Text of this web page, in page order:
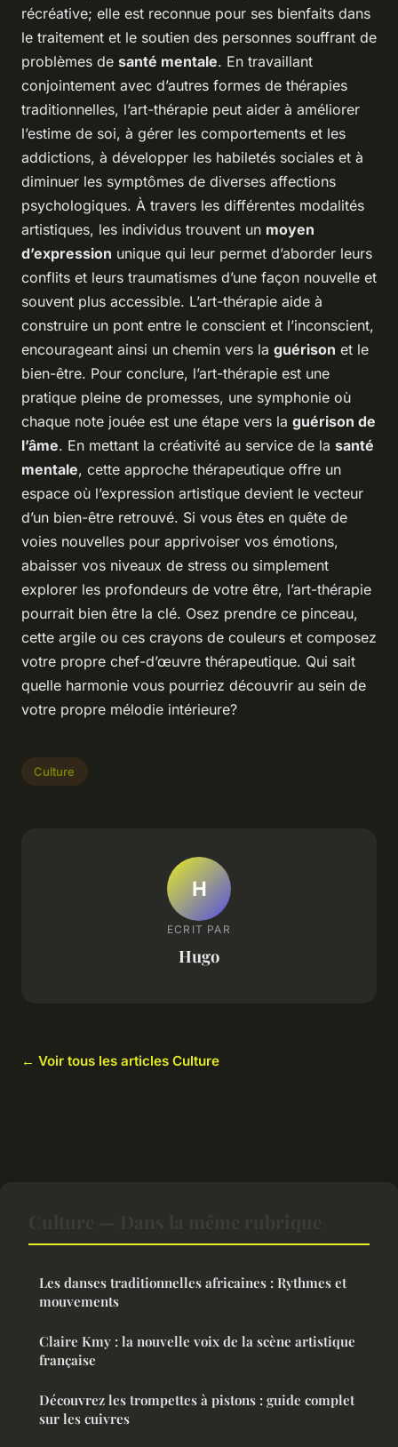
récréative; elle est reconnue pour ses bienfaits dans
le traitement et le soutien des personnes souffrant de
problèmes de santé mentale. En travaillant
conjointement avec d’autres formes de thérapies
traditionnelles, l’art-thérapie peut aider à améliorer
l’estime de soi, à gérer les comportements et les
addictions, à développer les habiletés sociales et à
diminuer les symptômes de diverses affections
psychologiques. À travers les différentes modalités
artistiques, les individus trouvent un moyen
d’expression unique qui leur permet d’aborder leurs
conflits et leurs traumatismes d’une façon nouvelle et
souvent plus accessible. L’art-thérapie aide à
construire un pont entre le conscient et l’inconscient,
encourageant ainsi un chemin vers la guérison et le
bien-être. Pour conclure, l’art-thérapie est une
pratique pleine de promesses, une symphonie où
chaque note jouée est une étape vers la guérison de
l’âme. En mettant la créativité au service de la santé
mentale, cette approche thérapeutique offre un
espace où l’expression artistique devient le vecteur
d’un bien-être retrouvé. Si vous êtes en quête de
voies nouvelles pour apprivoiser vos émotions,
abaisser vos niveaux de stress ou simplement
explorer les profondeurs de votre être, l’art-thérapie
pourrait bien être la clé. Osez prendre ce pinceau,
cette argile ou ces crayons de couleurs et composez
votre propre chef-d’œuvre thérapeutique. Qui sait
quelle harmonie vous pourriez découvrir au sein de
votre propre mélodie intérieure?
Culture
H
ECRIT PAR
Hugo
← Voir tous les articles Culture
Les danses traditionnelles africaines : Rythmes et
mouvements
Claire Kmy : la nouvelle voix de la scène artistique
française
Découvrez les trompettes à pistons : guide complet
sur les cuivres